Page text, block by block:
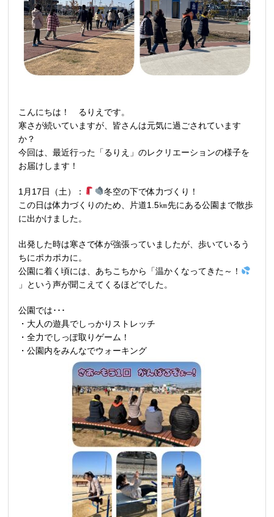
こんにちは！ るりえです。
寒さが続いていますが、皆さんは元気に過ごされています
か？
今回は、最近行った「るりえ」のレクリエーションの様子を
お届けします！
1月17日（土）：
冬空の下で体力づくり！
この日は体力づくりのため、片道1.5㎞先にある公園まで散歩
に出かけました。
出発した時は寒さで体が強張っていましたが、歩いているう
ちにポカポカに。
公園に着く頃には、あちこちから「温かくなってきた～！
」という声が聞こえてくるほどでした。
公園では･･･
・大人の遊具でしっかりストレッチ
・全力でしっぽ取りゲーム！
・公園内をみんなでウォーキング